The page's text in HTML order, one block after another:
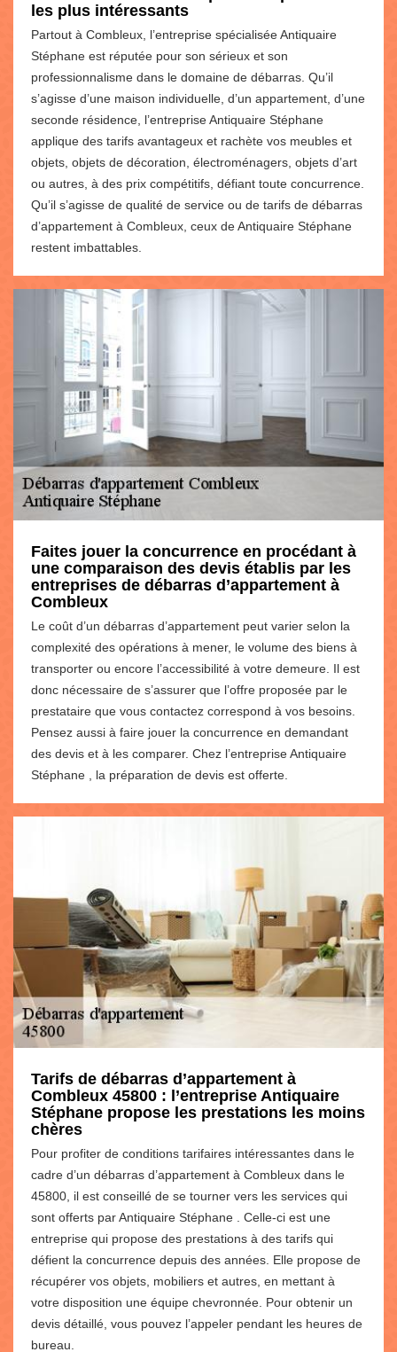
les plus intéressants
Partout à Combleux, l’entreprise spécialisée Antiquaire
Stéphane est réputée pour son sérieux et son
professionnalisme dans le domaine de débarras. Qu’il
s’agisse d’une maison individuelle, d’un appartement, d’une
seconde résidence, l’entreprise Antiquaire Stéphane
applique des tarifs avantageux et rachète vos meubles et
objets, objets de décoration, électroménagers, objets d’art
ou autres, à des prix compétitifs, défiant toute concurrence.
Qu’il s’agisse de qualité de service ou de tarifs de débarras
d’appartement à Combleux, ceux de Antiquaire Stéphane
restent imbattables.
Faites jouer la concurrence en procédant à
une comparaison des devis établis par les
entreprises de débarras d’appartement à
Combleux
Le coût d’un débarras d’appartement peut varier selon la
complexité des opérations à mener, le volume des biens à
transporter ou encore l’accessibilité à votre demeure. Il est
donc nécessaire de s’assurer que l’offre proposée par le
prestataire que vous contactez correspond à vos besoins.
Pensez aussi à faire jouer la concurrence en demandant
des devis et à les comparer. Chez l’entreprise Antiquaire
Stéphane , la préparation de devis est offerte.
Tarifs de débarras d’appartement à
Combleux 45800 : l’entreprise Antiquaire
Stéphane propose les prestations les moins
chères
Pour profiter de conditions tarifaires intéressantes dans le
cadre d’un débarras d’appartement à Combleux dans le
45800, il est conseillé de se tourner vers les services qui
sont offerts par Antiquaire Stéphane . Celle-ci est une
entreprise qui propose des prestations à des tarifs qui
défient la concurrence depuis des années. Elle propose de
récupérer vos objets, mobiliers et autres, en mettant à
votre disposition une équipe chevronnée. Pour obtenir un
devis détaillé, vous pouvez l’appeler pendant les heures de
bureau.